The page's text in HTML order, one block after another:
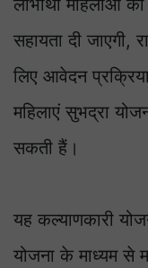
लाभार्थी महिलाओं
सहायता दी जाएगी,
लिए आवेदन
महिलाएं सुभद्रा
सकती हैं।
यह कल्याणकारी
योजना के माध्यम